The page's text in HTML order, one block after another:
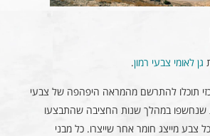
גן לאומי צבעי רמון.
תוכלו להתרשם מהמראה היפהפה של צבעי
שנחשפו במהלך שנות החציבה שהתבצעו
עד שנות ה-80, כל צבע מייצג חומר אחר שייצרו. כל מבני